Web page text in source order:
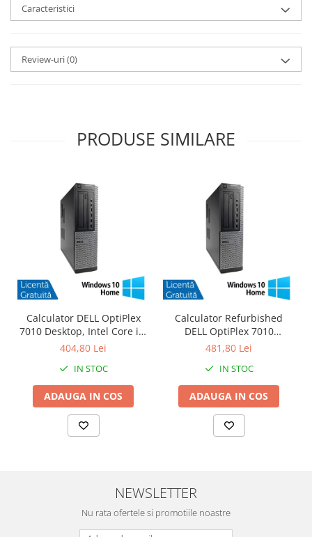
Caracteristici
Review-uri(0)
PRODUSE SIMILARE
Calculator DELL OptiPlex
7010 Desktop, Intel Core i3-
3220 3.30GHz, 4GB DDR3,
Windows 10 Home
404,80 Lei
IN STOC
ADAUGA IN COS
Calculator Refurbished
DELL OptiPlex 7010
Desktop, Intel Core i3-3220
SSD + Windows 10 Home
481,80 Lei
IN STOC
ADAUGA IN COS
NEWSLETTER
Nu rata ofertele si promotiile noastre